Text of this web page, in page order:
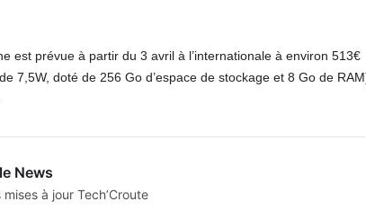
est prévue à partir du 3 avril à l’internationale à environ 513€
7,5W, doté de 256 Go d’espace de stockage et 8 Go de
News
à jour Tech’Croute